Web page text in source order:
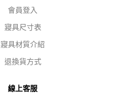
會員登入
寢具尺寸表
寢具材質介紹
退換貨方式
線上客服